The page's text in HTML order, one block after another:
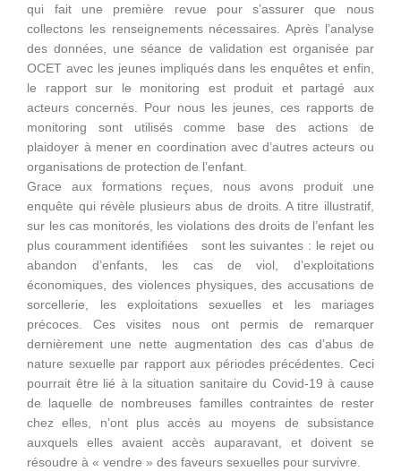
qui fait une première revue pour s’assurer que nous
collectons les renseignements nécessaires. Après l’analyse
des données, une séance de validation est organisée par
OCET avec les jeunes impliqués dans les enquêtes et enfin,
le rapport sur le monitoring est produit et partagé aux
acteurs concernés. Pour nous les jeunes, ces rapports de
monitoring sont utilisés comme base des actions de
plaidoyer à mener en coordination avec d’autres acteurs ou
organisations de protection de l’enfant.
Grace aux formations reçues, nous avons produit une
enquête qui révèle plusieurs abus de droits. A titre illustratif,
sur les cas monitorés, les violations des droits de l’enfant les
plus couramment identifiées sont les suivantes : le rejet ou
abandon d’enfants, les cas de viol, d’exploitations
économiques, des violences physiques, des accusations de
sorcellerie, les exploitations sexuelles et les mariages
précoces. Ces visites nous ont permis de remarquer
dernièrement une nette augmentation des cas d’abus de
nature sexuelle par rapport aux périodes précédentes. Ceci
pourrait être lié à la situation sanitaire du Covid-19 à cause
de laquelle de nombreuses familles contraintes de rester
chez elles, n’ont plus accès au moyens de subsistance
auxquels elles avaient accès auparavant, et doivent se
résoudre à « vendre » des faveurs sexuelles pour survivre.